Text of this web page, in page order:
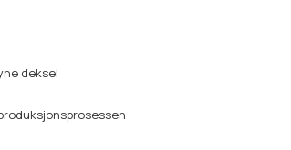
deksel